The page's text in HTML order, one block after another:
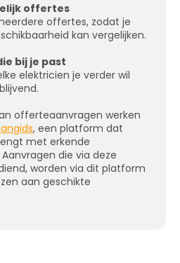
offertes
offertes, zodat je
kan vergelijken.
bij je past
elektricien je verder wil
offerteaanvragen werken
, een platform dat
met erkende
die via deze
worden via dit platform
aan geschikte